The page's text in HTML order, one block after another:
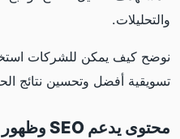
والتحليلات.
نوضح كيف يمكن للشركات
تسويقية أفضل وتحسين نتائج
محتوى يدعم SEO وظهور الذكاء الاصطناعي